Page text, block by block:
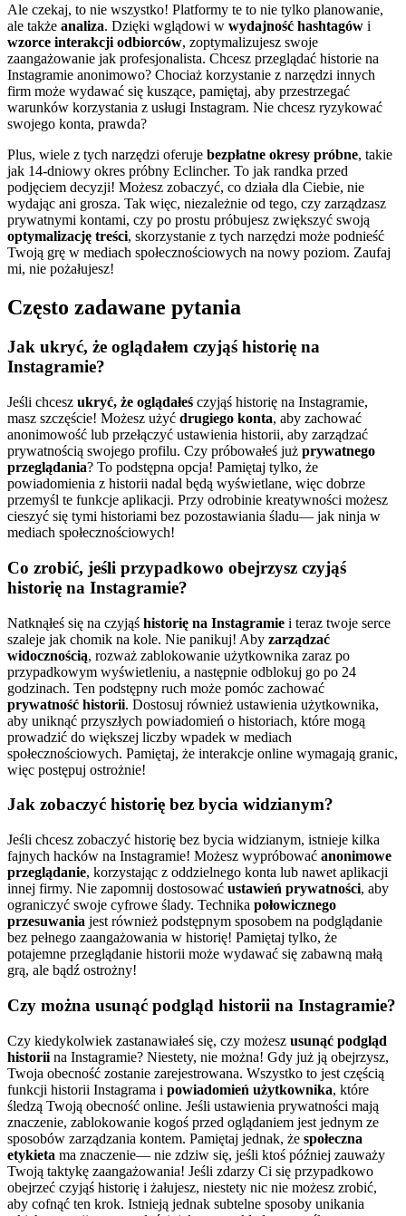
Ale czekaj, to nie wszystko! Platformy te to nie tylko planowanie,
ale także analiza. Dzięki wglądowi w wydajność hashtagów i
wzorce interakcji odbiorców, zoptymalizujesz swoje
zaangażowanie jak profesjonalista. Chcesz przeglądać historie na
Instagramie anonimowo? Chociaż korzystanie z narzędzi innych
firm może wydawać się kuszące, pamiętaj, aby przestrzegać
warunków korzystania z usługi Instagram. Nie chcesz ryzykować
swojego konta, prawda?
Plus, wiele z tych narzędzi oferuje bezpłatne okresy próbne, takie
jak 14-dniowy okres próbny Eclincher. To jak randka przed
podjęciem decyzji! Możesz zobaczyć, co działa dla Ciebie, nie
wydając ani grosza. Tak więc, niezależnie od tego, czy zarządzasz
prywatnymi kontami, czy po prostu próbujesz zwiększyć swoją
optymalizację treści, skorzystanie z tych narzędzi może podnieść
Twoją grę w mediach społecznościowych na nowy poziom. Zaufaj
mi, nie pożałujesz!
Często zadawane pytania
Jak ukryć, że oglądałem czyjąś historię na
Instagramie?
Jeśli chcesz ukryć, że oglądałeś czyjąś historię na Instagramie,
masz szczęście! Możesz użyć drugiego konta, aby zachować
anonimowość lub przełączyć ustawienia historii, aby zarządzać
prywatnością swojego profilu. Czy próbowałeś już prywatnego
przeglądania? To podstępna opcja! Pamiętaj tylko, że
powiadomienia z historii nadal będą wyświetlane, więc dobrze
przemyśl te funkcje aplikacji. Przy odrobinie kreatywności możesz
cieszyć się tymi historiami bez pozostawiania śladu— jak ninja w
mediach społecznościowych!
Co zrobić, jeśli przypadkowo obejrzysz czyjąś
historię na Instagramie?
Natknąłeś się na czyjąś historię na Instagramie i teraz twoje serce
szaleje jak chomik na kole. Nie panikuj! Aby zarządzać
widocznością, rozważ zablokowanie użytkownika zaraz po
przypadkowym wyświetleniu, a następnie odblokuj go po 24
godzinach. Ten podstępny ruch może pomóc zachować
prywatność historii. Dostosuj również ustawienia użytkownika,
aby uniknąć przyszłych powiadomień o historiach, które mogą
prowadzić do większej liczby wpadek w mediach
społecznościowych. Pamiętaj, że interakcje online wymagają granic,
więc postępuj ostrożnie!
Jak zobaczyć historię bez bycia widzianym?
Jeśli chcesz zobaczyć historię bez bycia widzianym, istnieje kilka
fajnych hacków na Instagramie! Możesz wypróbować anonimowe
przeglądanie, korzystając z oddzielnego konta lub nawet aplikacji
innej firmy. Nie zapomnij dostosować ustawień prywatności, aby
ograniczyć swoje cyfrowe ślady. Technika połowicznego
przesuwania jest również podstępnym sposobem na podglądanie
bez pełnego zaangażowania w historię! Pamiętaj tylko, że
potajemne przeglądanie historii może wydawać się zabawną małą
grą, ale bądź ostrożny!
Czy można usunąć podgląd historii na Instagramie?
Czy kiedykolwiek zastanawiałeś się, czy możesz usunąć podgląd
historii na Instagramie? Niestety, nie można! Gdy już ją obejrzysz,
Twoja obecność zostanie zarejestrowana. Wszystko to jest częścią
funkcji historii Instagrama i powiadomień użytkownika, które
śledzą Twoją obecność online. Jeśli ustawienia prywatności mają
znaczenie, zablokowanie kogoś przed oglądaniem jest jednym ze
sposobów zarządzania kontem. Pamiętaj jednak, że społeczna
etykieta ma znaczenie— nie zdziw się, jeśli ktoś później zauważy
Twoją taktykę zaangażowania! Jeśli zdarzy Ci się przypadkowo
obejrzeć czyjąś historię i żałujesz, niestety nic nie możesz zrobić,
aby cofnąć ten krok. Istnieją jednak subtelne sposoby unikania